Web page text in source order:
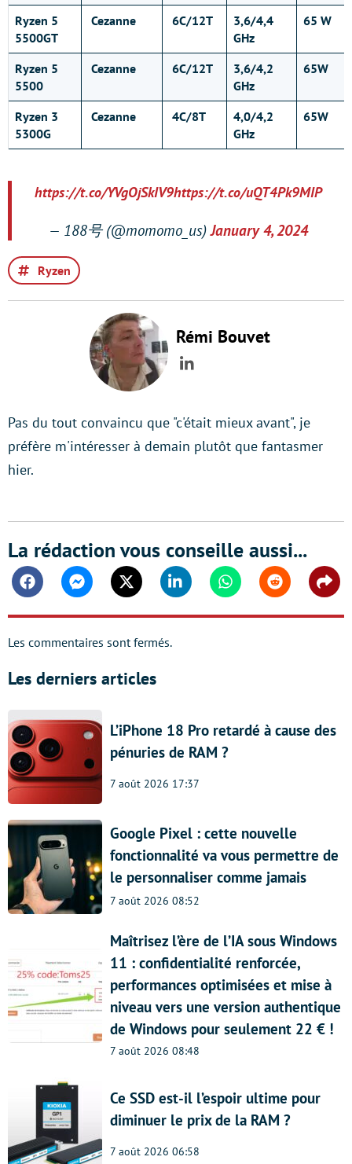
Ryzen 5
5500GT
Cezanne 6C/12T
3,6/4,4
GHz
65 W
Ryzen 5
5500
Cezanne 6C/12T
3,6/4,2
GHz
65W
Ryzen 3
5300G
Cezanne 4C/8T
4,0/4,2
GHz
65W
https://t.co/YVgOjSkIV9https://t.co/uQT4Pk9MIP
— 188号 (@momomo_us)January 4, 2024
Ryzen
Rémi Bouvet
LinkedIn
Pas du tout convaincu que "c'était mieux avant", je
préfère m'intéresser à demain plutôt que fantasmer
hier.
La rédaction vous conseille aussi...
FacebookMessengerTwitter Linkedin WhatsappReddit
Les commentaires sont fermés.
Les derniers articles
L’iPhone 18 Pro retardé à cause des
pénuries de RAM ?
7 août 2026 17:37
Google Pixel : cette nouvelle
fonctionnalité va vous permettre de
le personnaliser comme jamais
7 août 2026 08:52
Maîtrisez l’ère de l’IA sous Windows
11 : confidentialité renforcée,
performances optimisées et mise à
niveau vers une version authentique
de Windows pour seulement 22 € !
7 août 2026 08:48
Ce SSD est-il l’espoir ultime pour
diminuer le prix de la RAM ?
7 août 2026 06:58